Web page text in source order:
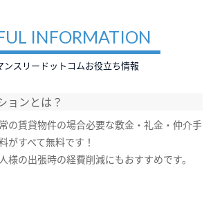
INFORMATION
ンスリードットコムお役立ち情報
ョンとは？
の賃貸物件の場合必要な敷金・礼金・仲介手
がすべて無料です！
様の出張時の経費削減にもおすすめです。